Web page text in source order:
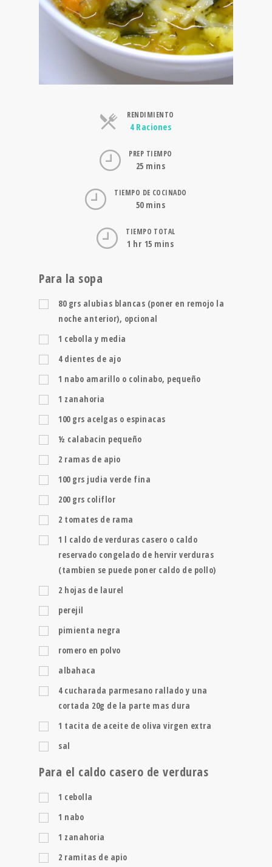
RENDIMIENTO
4 RacionesRaciones
PREP TIEMPO
25 mins
TIEMPO DE COCINADO
50 mins
TIEMPO TOTAL
1 hr 15 mins
Para la sopa
80 grs alubias blancas (poner en remojo la
noche anterior), opcional
1 cebolla y media
4 dientes de ajo
1 nabo amarillo o colinabo, pequeño
1 zanahoria
100 grs acelgas o espinacas
½ calabacin pequeño
2 ramas de apio
100 grs judia verde fina
200 grs coliflor
2 tomates de rama
1 l caldo de verduras casero o caldo
reservado congelado de hervir verduras
(tambien se puede poner caldo de pollo)
2 hojas de laurel
perejil
pimienta negra
romero en polvo
albahaca
4 cucharada parmesano rallado y una
cortada 20g de la parte mas dura
1 tacita de aceite de oliva virgen extra
sal
Para el caldo casero de verduras
1 cebolla
1 nabo
1 zanahoria
2 ramitas de apio